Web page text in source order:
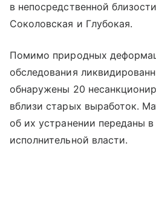
в непосредственной
Соколовская и Глубокая.
Помимо природных
обследования
обнаружены 20
вблизи старых выработок.
об их устранении переданы
исполнительной власти.